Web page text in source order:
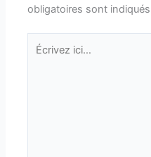
obligatoires sont
Écrivez
ici…